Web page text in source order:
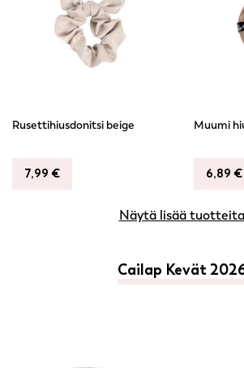
Rusettihiusdonitsi beige
7,99 €
Muumi
6,89 €
Näytä lisää tuotteita
Cailap Kevät